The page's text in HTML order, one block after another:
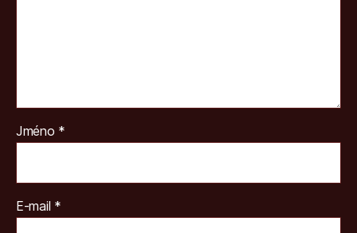
Jméno *
E-mail *